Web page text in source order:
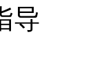
导